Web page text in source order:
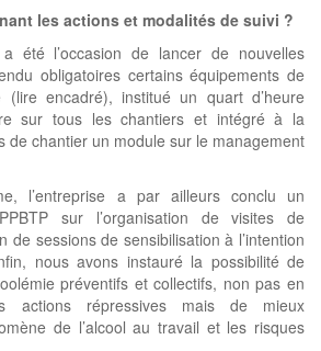
les actions et modalités de suivi ?
été l’occasion de lancer de nouvelles
obligatoires certains équipements de
(lire encadré), institué un quart d’heure
sur tous les chantiers et intégré à la
de chantier un module sur le management
l’entreprise a par ailleurs conclu un
sur l’organisation de visites de
de sessions de sensibilisation à l’intention
nous avons instauré la possibilité de
préventifs et collectifs, non pas en
actions répressives mais de mieux
de l’alcool au travail et les risques